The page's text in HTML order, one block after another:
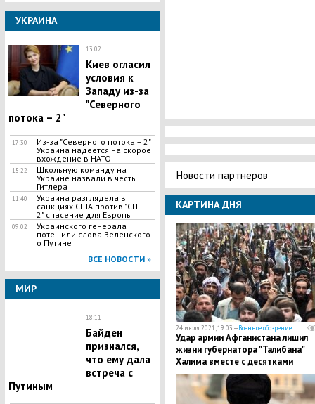
УКРАИНА
13:02
Киев огласил
условия к
Западу из-за
"Северного
потока – 2"
17:30
Из-за "Северного потока – 2"
Украина надеется на скорое
вхождение в НАТО
15:22
Школьную команду на
Украине назвали в честь
Гитлера
11:40
Украина разглядела в
санкциях США против "СП –
2" спасение для Европы
09:02
Украинского генерала
потешили слова Зеленского
о Путине
ВСЕ НОВОСТИ »
МИР
18:11
Байден
признался,
что ему дала
встреча с
Путиным
Новости партнеров
КАРТИНА ДНЯ
24 июля 2021, 19:03 —Военное обозрение
Удар армии Афганистана лишил
жизни губернатора "Талибана"
Халима вместе с десятками
террористов